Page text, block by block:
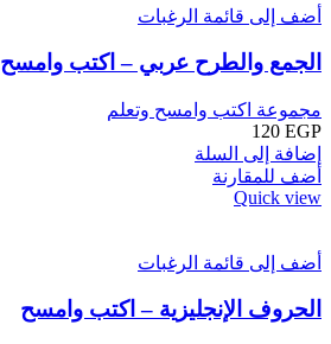
أضف إلى قائمة الرغبات
الجمع والطرح عربي – اكتب وامسح
مجموعة اكتب وامسح وتعلم
120 EGP
إضافة إلى السلة
أضف للمقارنة
Quick view
أضف إلى قائمة الرغبات
الحروف الإنجليزية – اكتب وامسح